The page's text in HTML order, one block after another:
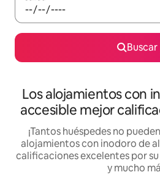
Buscar
Los alojamientos con
accesible mejor
¡Tantos huéspedes no
alojamientos con inodoro de
calificaciones excelentes por
y mucho